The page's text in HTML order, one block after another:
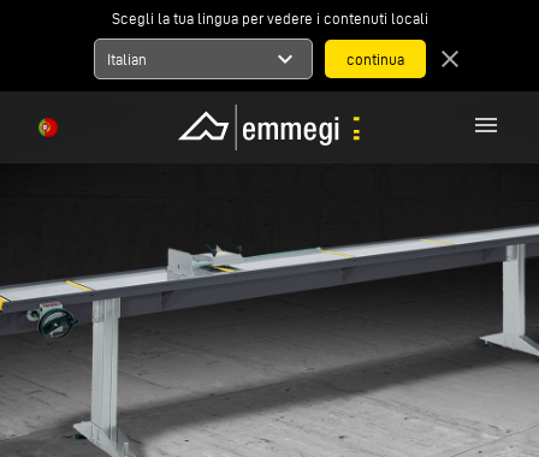
Scegli la tua lingua per vedere i contenuti locali
Italian expand_more close
menu